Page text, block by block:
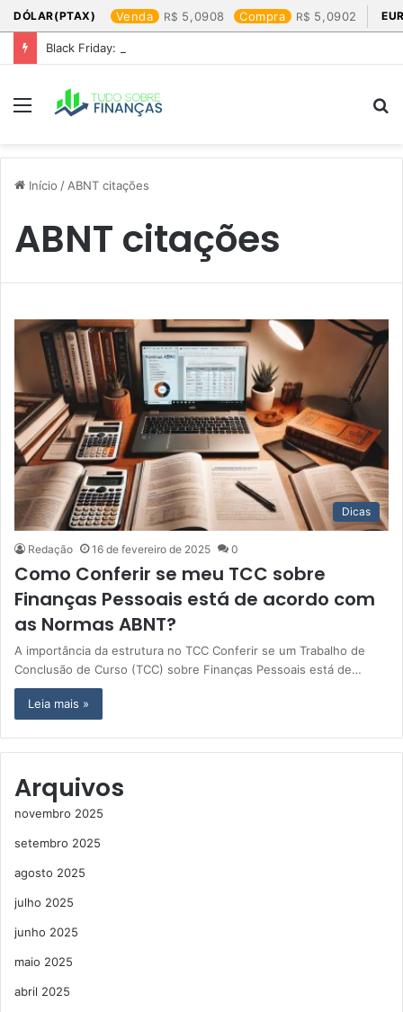
DÓLAR(PTAX) Venda 5,0908 Compra 5,0902
Black Friday: os produtos que mais valem a pena
Menu
Início / ABNT citações
ABNT citações
Dicas
Redação 16 de fevereiro de 2025 0
Como Conferir se meu TCC sobre
Finanças Pessoais está de acordo com
as Normas ABNT?
A importância da estrutura no TCC Conferir se um Trabalho de
Conclusão de Curso (TCC) sobre Finanças Pessoais está de…
Leia mais »
Arquivos
novembro 2025
setembro 2025
agosto 2025
julho 2025
junho 2025
maio 2025
abril 2025